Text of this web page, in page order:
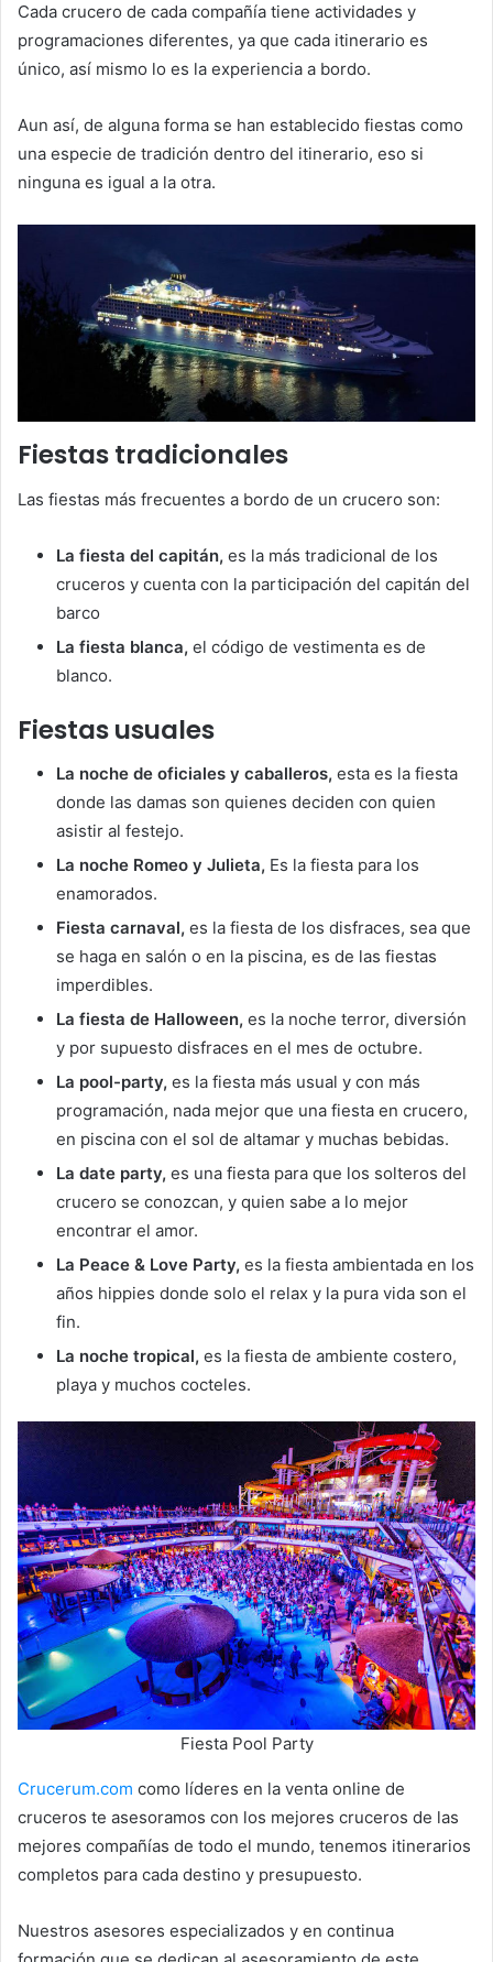
Cada crucero de cada compañía tiene actividades y
programaciones diferentes, ya que cada itinerario es
único, así mismo lo es la experiencia a bordo.
Aun así, de alguna forma se han establecido fiestas como
una especie de tradición dentro del itinerario, eso si
ninguna es igual a la otra.
Fiestas tradicionales
Las fiestas más frecuentes a bordo de un crucero son:
La fiesta del capitán, es la más tradicional de los
cruceros y cuenta con la participación del capitán del
barco
La fiesta blanca, el código de vestimenta es de
blanco.
Fiestas usuales
La noche de oficiales y caballeros, esta es la fiesta
donde las damas son quienes deciden con quien
asistir al festejo.
La noche Romeo y Julieta, Es la fiesta para los
enamorados.
Fiesta carnaval, es la fiesta de los disfraces, sea que
se haga en salón o en la piscina, es de las fiestas
imperdibles.
La fiesta de Halloween, es la noche terror, diversión
y por supuesto disfraces en el mes de octubre.
La pool-party, es la fiesta más usual y con más
programación, nada mejor que una fiesta en crucero,
en piscina con el sol de altamar y muchas bebidas.
La date party, es una fiesta para que los solteros del
crucero se conozcan, y quien sabe a lo mejor
encontrar el amor.
La Peace & Love Party, es la fiesta ambientada en los
años hippies donde solo el relax y la pura vida son el
fin.
La noche tropical, es la fiesta de ambiente costero,
playa y muchos cocteles.
Fiesta Pool Party
Crucerum.com como líderes en la venta online de
cruceros te asesoramos con los mejores cruceros de las
mejores compañías de todo el mundo, tenemos itinerarios
completos para cada destino y presupuesto.
Nuestros asesores especializados y en continua